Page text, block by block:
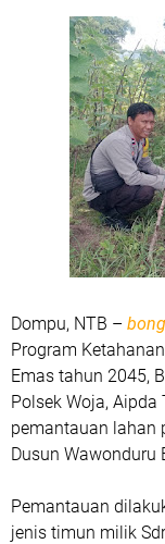
Dompu, NTB –
Program
Emas tahun 2045,
Polsek Woja,
pemantauan lahan
Dusun Wawonduru
Pemantauan
jenis timun milik